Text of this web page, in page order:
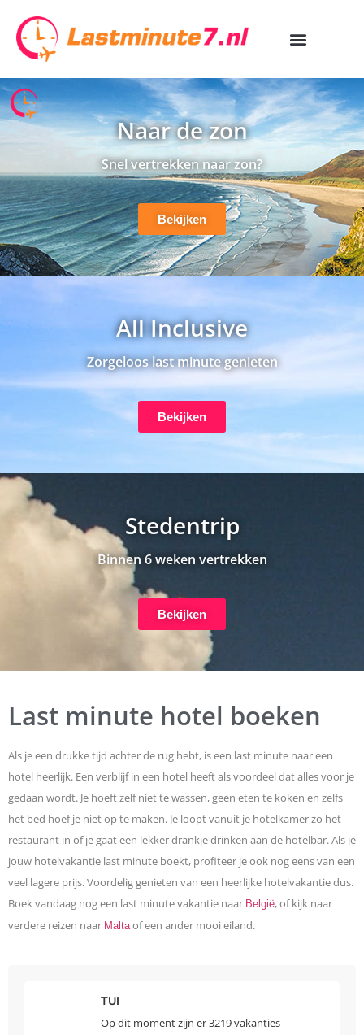
Naar de zon
Snel vertrekken naar zon?
Bekijken
All Inclusive
Zorgeloos last minute genieten
Bekijken
Stedentrip
Binnen 6 weken vertrekken
Bekijken
Last minute hotel boeken
Als je een drukke tijd achter de rug hebt, is een last minute naar een
hotel heerlijk. Een verblijf in een hotel heeft als voordeel dat alles voor je
gedaan wordt. Je hoeft zelf niet te wassen, geen eten te koken en zelfs
het bed hoef je niet op te maken. Je loopt vanuit je hotelkamer zo het
restaurant in of je gaat een lekker drankje drinken aan de hotelbar. Als je
jouw hotelvakantie last minute boekt, profiteer je ook nog eens van een
veel lagere prijs. Voordelig genieten van een heerlijke hotelvakantie dus.
Boek vandaag nog een last minute vakantie naar België, of kijk naar
verdere reizen naar Maltaof een ander mooi eiland.
TUI
Op dit moment zijn er 3219 vakanties